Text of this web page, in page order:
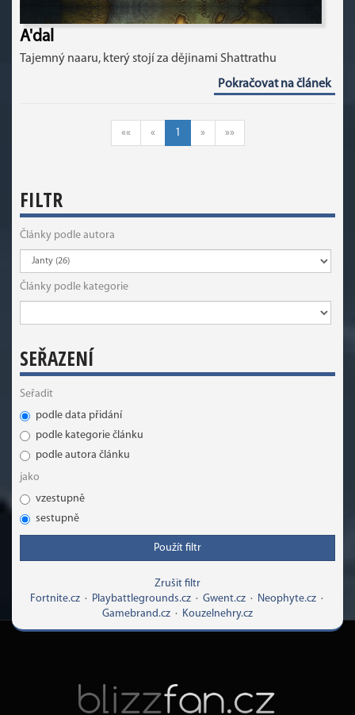
A'dal
Tajemný naaru, který stojí za dějinami Shattrathu
Pokračovat na článek
«« « 1 » »»
FILTR
Články podle autora
Články podle kategorie
SEŘAZENÍ
Seřadit
podle data přidání
podle kategorie článku
podle autora článku
jako
vzestupně
sestupně
Použít filtr
Zrušit filtr
Fortnite.cz· Playbattlegrounds.cz· Gwent.cz· Neophyte.cz·
Gamebrand.cz · Kouzelnehry.cz